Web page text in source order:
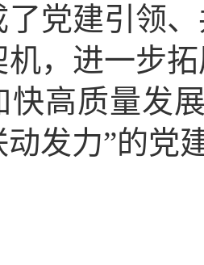
了党建引领
机，进一步
快高质量发
发力”的党